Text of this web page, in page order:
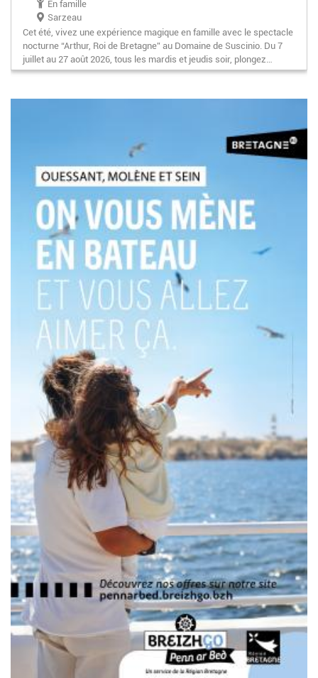
En famille
Sarzeau
Cet été, vivez une expérience magique en famille avec le spectacle
nocturne “Arthur, Roi de Bretagne” au Domaine de Suscinio. Du 7
juillet au 27 août 2026, tous les mardis et jeudis soir, plongez…